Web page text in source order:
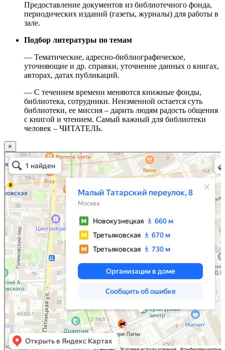
Предоставление документов из библиотечного фонда,
периодических изданий (газеты, журналы) для работы в
зале.
Подбор литературы по темам
— Тематические, адресно-библиографическое,
уточняющие и др. справки, уточнение данных о книгах,
авторах, датах публикаций.
— С течением времени меняются книжные фонды,
библиотека, сотрудники. Неизменной остается суть
библиотеки, ее миссия – дарить людям радость общения
с книгой и чтением. Самый важный для библиотеки
человек – ЧИТАТЕЛЬ.
×
Москва
Малый Татарский переулок, 8 на карте Москвы, ближайшее метро Новокузнецкая —
Яндекс.Карты